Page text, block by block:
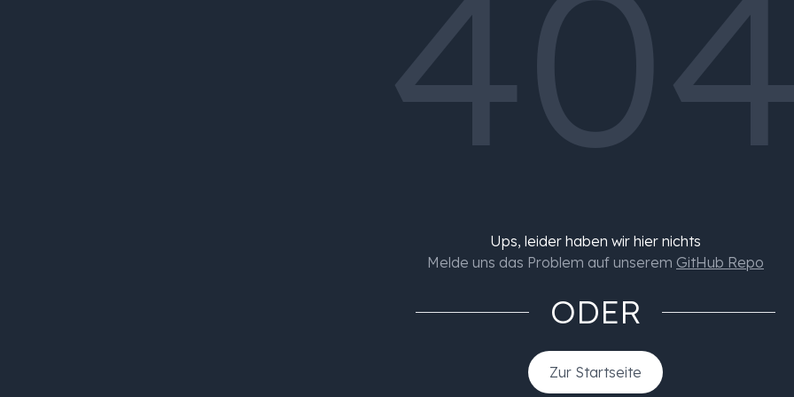
Ups, leider haben wir hier nichts
Melde uns das Problem auf unserem GitHub Repo
ODER
Zur Startseite